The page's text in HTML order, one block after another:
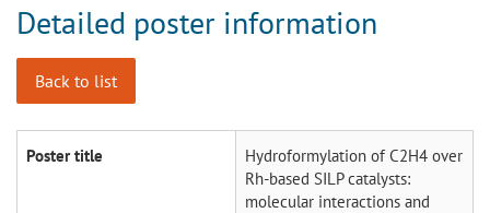
Detailed poster information
Back to list
Poster title
Hydroformylation of C2H4 over
Rh-based SILP catalysts:
molecular interactions and